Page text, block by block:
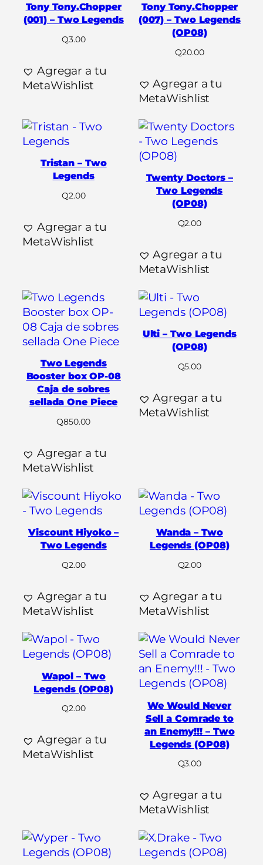
Tony Tony.Chopper
(001) – Two Legends
Q3.00
Agregar a tu
MetaWishlist
Tony Tony.Chopper
(007) – Two Legends
(OP08)
Q20.00
Agregar a tu
MetaWishlist
Tristan – Two
Legends
Q2.00
Agregar a tu
MetaWishlist
Twenty Doctors –
Two Legends
(OP08)
Q2.00
Agregar a tu
MetaWishlist
Two Legends
Booster box OP-08
Caja de sobres
sellada One Piece
Q850.00
Agregar a tu
MetaWishlist
Ulti – Two Legends
(OP08)
Q5.00
Agregar a tu
MetaWishlist
Viscount Hiyoko –
Two Legends
Q2.00
Agregar a tu
MetaWishlist
Wanda – Two
Legends (OP08)
Q2.00
Agregar a tu
MetaWishlist
Wapol – Two
Legends (OP08)
Q2.00
Agregar a tu
MetaWishlist
We Would Never
Sell a Comrade to
an Enemy!!! – Two
Legends (OP08)
Q3.00
Agregar a tu
MetaWishlist